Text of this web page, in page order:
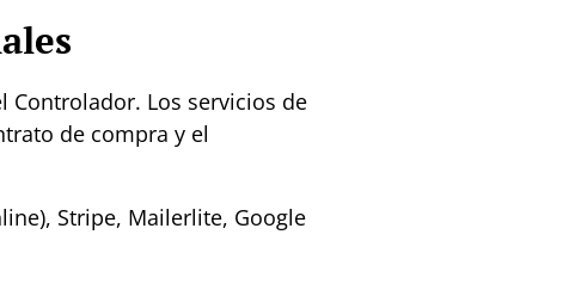
Controlador. Los servicios de
de compra y el
Stripe, Mailerlite, Google